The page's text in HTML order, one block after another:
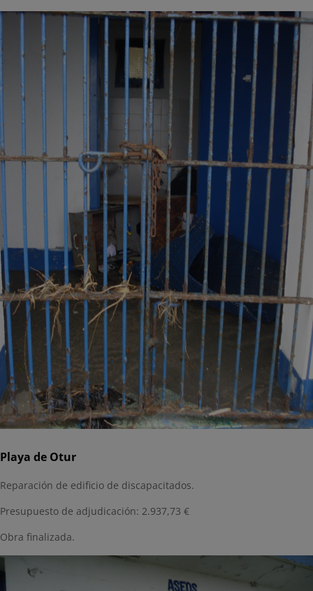
Playa de Otur
Reparación de edificio de discapacitados.
Presupuesto de adjudicación: 2.937,73 €
Obra finalizada.